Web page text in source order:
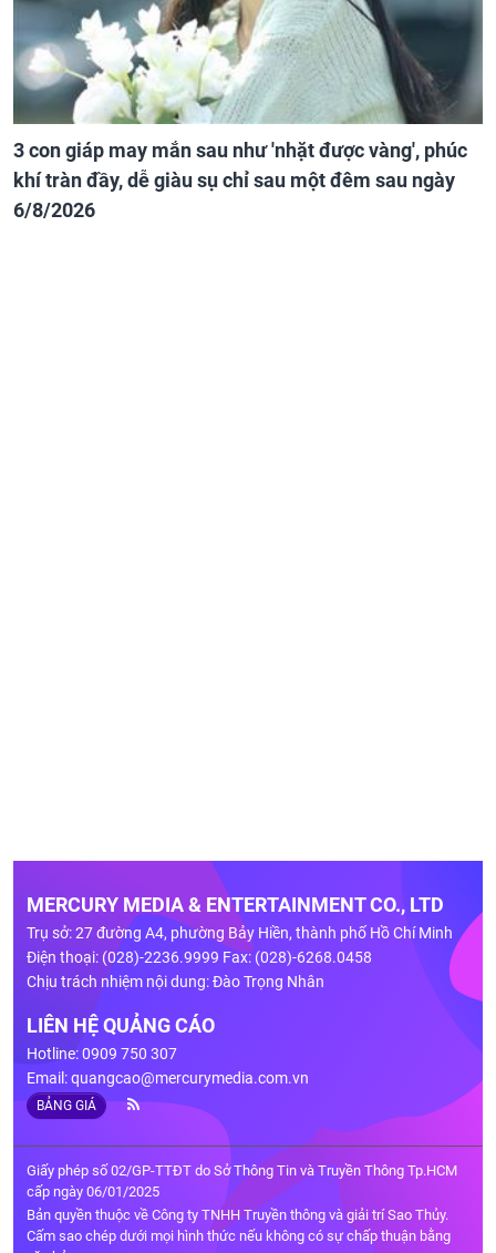
3 con giáp may mắn sau như 'nhặt được vàng', phúc
khí tràn đầy, dễ giàu sụ chỉ sau một đêm sau ngày
6/8/2026
MERCURY MEDIA & ENTERTAINMENT CO., LTD
Trụ sở: 27 đường A4, phường Bảy Hiền, thành phố Hồ Chí Minh
Điện thoại: (028)-2236.9999 Fax: (028)-6268.0458
Chịu trách nhiệm nội dung: Đào Trọng Nhân
LIÊN HỆ QUẢNG CÁO
Hotline: 0909 750 307
Email:quangcao@mercurymedia.com.vn
BẢNG GIÁ
Giấy phép số 02/GP-TTĐT do Sở Thông Tin và Truyền Thông Tp.HCM
cấp ngày 06/01/2025
Bản quyền thuộc về Công ty TNHH Truyền thông và giải trí Sao Thủy.
Cấm sao chép dưới mọi hình thức nếu không có sự chấp thuận bằng